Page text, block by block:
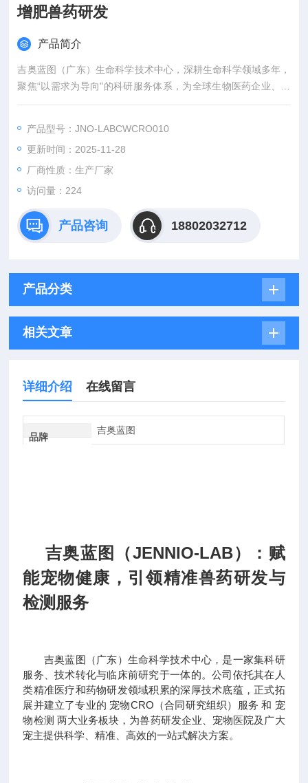
增肥兽药研发
产品简介
吉奥蓝图（广东）生命科学技术中心，深耕生命科学领域多年，
聚焦“以需求为导向"的科研服务体系，为全球生物医药企业、科
研机构及临床单位提供从靶点发现到临床前研究的一站式、全链
际标准的实验平台和智能化管理体系，助力创新药物开发提速增
效！
产品型号：JNO-LABCWCRO010
更新时间：2025-11-28
厂商性质：生产厂家
访问量：224
产品咨询 18802032712
产品分类
相关文章
详细介绍 在线留言
品牌
吉奥蓝图
吉奥蓝图（JENNIO-LAB）：赋
能宠物健康，引领精准兽药研发与
检测服务
吉奥蓝图（广东）生命科学技术中心，是一家集科研
服务、技术转化与临床前研究于一体的。公司依托其在人
类精准医疗和药物研发领域积累的深厚技术底蕴，正式拓
展并建立了专业的 宠物CRO（合同研究组织）服务 和 宠
物检测 两大业务板块，为兽药研发企业、宠物医院及广大
宠主提供科学、精准、高效的一站式解决方案。